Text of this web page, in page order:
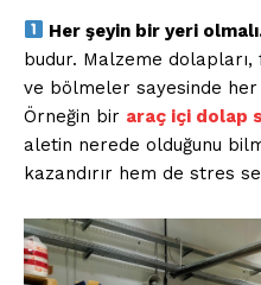
Her şeyin bir yeri
budur. Malzeme
ve bölmeler sayesinde
Örneğin bir araç içi dolap
aletin nerede olduğunu
kazandırır hem de stres